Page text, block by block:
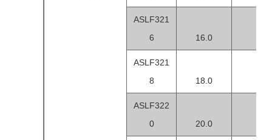
ASLF321
6
16.0
ASLF321
8
18.0
ASLF322
0
20.0